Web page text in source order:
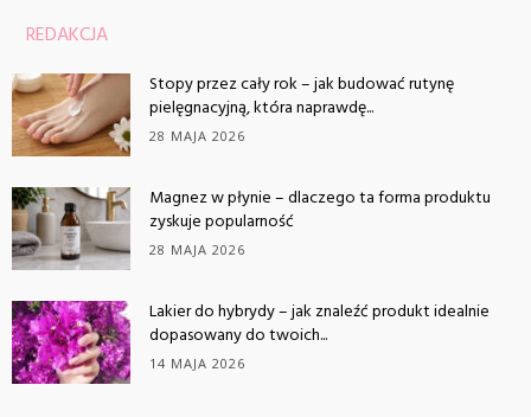
REDAKCJA
Stopy przez cały rok – jak budować rutynę
pielęgnacyjną, która naprawdę...
28 MAJA 2026
Magnez w płynie – dlaczego ta forma produktu
zyskuje popularność
28 MAJA 2026
Lakier do hybrydy – jak znaleźć produkt idealnie
dopasowany do twoich...
14 MAJA 2026